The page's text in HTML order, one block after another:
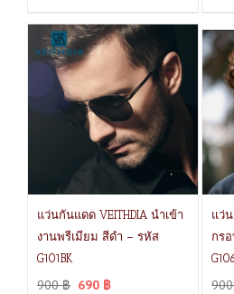
แว่นกันแดด VEITHDIA นำเข้า
งานพรีเมียม สีดำ – รหัส
G101BK
900฿ 690 ฿
แว่
กร